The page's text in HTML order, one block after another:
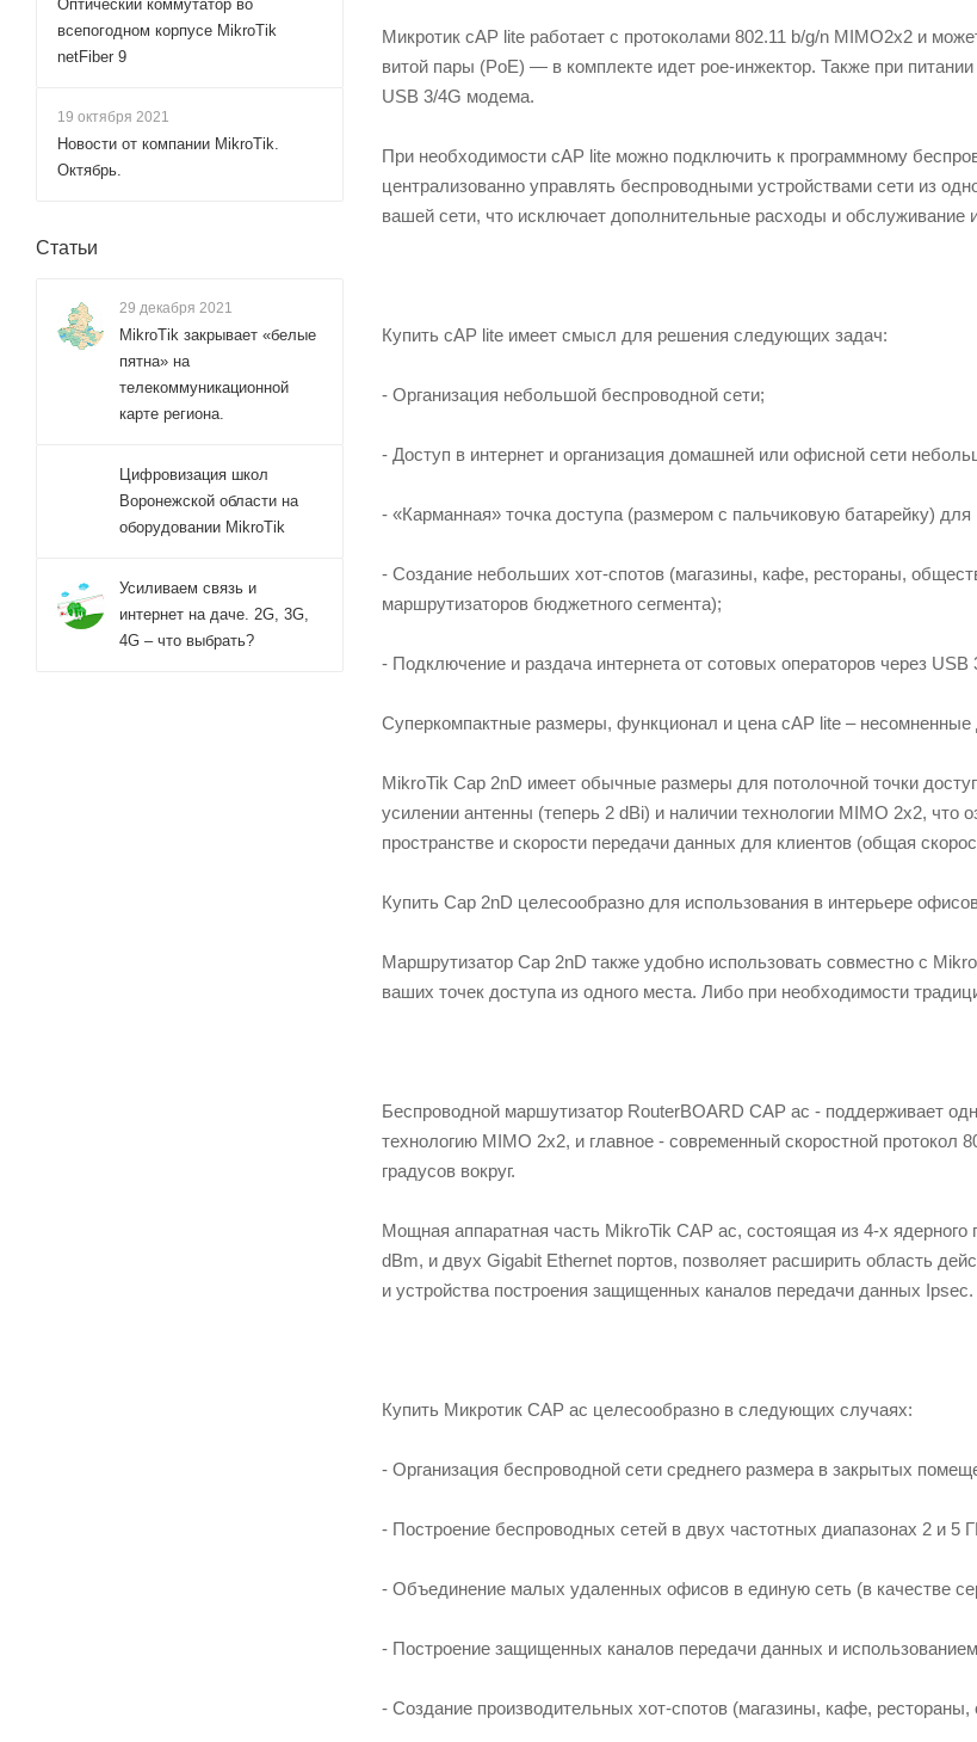
Микротик cAP lite работает с протоколами 802.11 b/g/n MIMO2x2 и
витой пары (PoE) — в комплекте идет poe-инжектор. Также при
USB 3/4G модема.
При необходимости cAP lite можно подключить к программному
централизованно управлять беспроводными устройствами сети из
вашей сети, что исключает дополнительные расходы и
Купить cAP lite имеет смысл для решения следующих задач:
- Организация небольшой беспроводной сети;
- Доступ в интернет и организация домашней или офисной сети
- «Карманная» точка доступа (размером с пальчиковую батарейку) для
- Создание небольших хот-спотов (магазины, кафе, рестораны,
маршрутизаторов бюджетного сегмента);
- Подключение и раздача интернета от сотовых операторов через
Суперкомпактные размеры, функционал и цена cAP lite – несомненные
MikroTik Cap 2nD имеет обычные размеры для потолочной точки
усилении антенны (теперь 2 dBi) и наличии технологии MIMO 2x2, что
пространстве и скорости передачи данных для клиентов (общая
Купить Cap 2nD целесообразно для использования в интерьере
Маршрутизатор Cap 2nD также удобно использовать совместно с
ваших точек доступа из одного места. Либо при необходимости
Беспроводной маршутизатор RouterBOARD CAP ac - поддерживает
технологию MIMO 2x2, и главное - современный скоростной протокол
градусов вокруг.
Мощная аппаратная часть MikroTik CAP ac, состоящая из 4-х
dBm, и двух Gigabit Ethernet портов, позволяет расширить область
и устройства построения защищенных каналов передачи данных Ipsec.
Купить Микротик CAP ac целесообразно в следующих случаях:
- Организация беспроводной сети среднего размера в закрытых
- Построение беспроводных сетей в двух частотных диапазонах 2 и 5
- Объединение малых удаленных офисов в единую сеть (в качестве
- Построение защищенных каналов передачи данных и
- Создание производительных хот-спотов (магазины, кафе,
Оптический коммутатор во
всепогодном корпусе MikroTik
netFiber 9
19 октября 2021
Новости от компании MikroTik.
Октябрь.
Статьи
29 декабря 2021
MikroTik закрывает «белые
пятна» на
телекоммуникационной
карте региона.
Цифровизация школ
Воронежской области на
оборудовании MikroTik
Усиливаем связь и
интернет на даче. 2G, 3G,
4G – что выбрать?